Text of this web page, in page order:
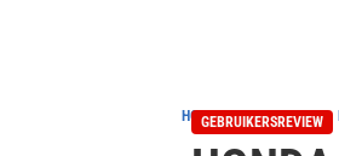
HOME REVIEWS
GEBRUIKERSREVIEW